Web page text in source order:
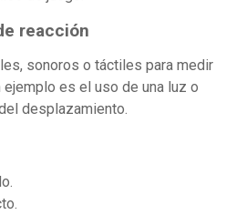
reacción
sonoros o táctiles para medir
ejemplo es el uso de una luz o
desplazamiento.